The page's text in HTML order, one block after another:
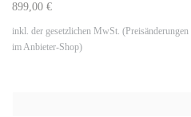
899,00 €
inkl. der gesetzlichen MwSt.
im Anbieter-Shop)